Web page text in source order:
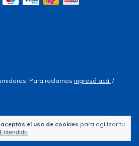
aceptás el uso de cookies para agilizar tu
Entendido
Para reclamos ingresá acá. /
Todos los derechos reservados.